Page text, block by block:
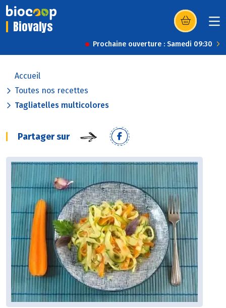
Biovalys (s’ouvre dans
Prochaine ouverture : Samedi 09:30
Accueil
Toutes nos recettes
Tagliatelles multicolores
Partager sur